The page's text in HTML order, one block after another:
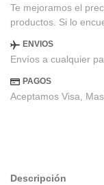
Te mejoramos el
productos. Si lo
ENVIOS
Envíos a cualquier
PAGOS
Aceptamos Visa,
Descripción